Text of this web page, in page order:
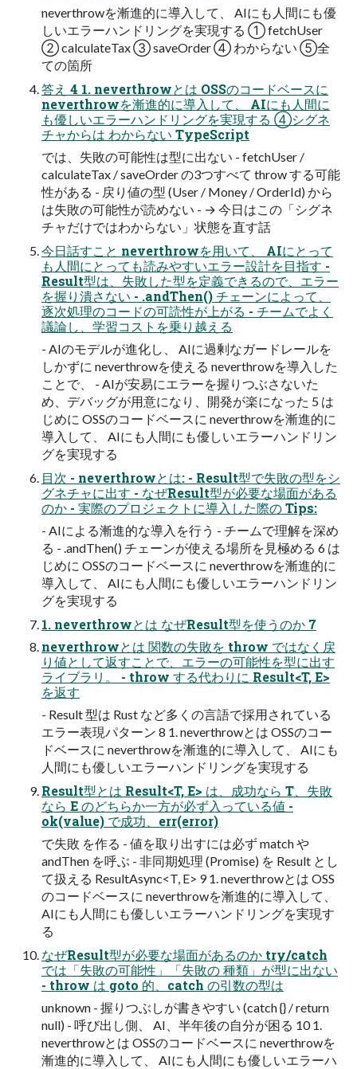
neverthrowを漸進的に導入して、 AIにも人間にも優
しいエラーハンドリングを実現する ① fetchUser
② calculateTax ③ saveOrder ④ わからない ⑤全
ての箇所
答え 4 1. neverthrowとは OSSのコードベースに
neverthrowを漸進的に導入して、 AIにも人間に
も優しいエラーハンドリングを実現する ④シグネ
チャからは わからない TypeScript
では、失敗の可能性は型に出ない - fetchUser /
calculateTax / saveOrder の3つすべて throw する可能
性がある - 戻り値の型 (User / Money / OrderId) から
は失敗の可能性が読めない - → 今日はこの「シグネ
チャだけではわからない」状態を直す話
今日話すこと neverthrowを用いて、 AIにとって
も人間にとっても読みやすいエラー設計を目指す -
Result型は、失敗した型を定義できるので、エラー
を握り潰さない - .andThen() チェーンによって、
逐次処理のコードの可読性が上がる - チームでよく
議論し、学習コストを乗り越える
- AIのモデルが進化し、 AIに過剰なガードレールを
しかずに neverthrowを使える neverthrowを導入した
ことで、 - AIが安易にエラーを握りつぶさないた
め、デバッグが用意になり、開発が楽になった 5 は
じめに OSSのコードベースに neverthrowを漸進的に
導入して、 AIにも人間にも優しいエラーハンドリン
グを実現する
目次 - neverthrowとは: - Result型で失敗の型をシ
グネチャに出す - なぜResult型が必要な場面がある
のか - 実際のプロジェクトに導入した際の Tips:
- AIによる漸進的な導入を行う - チームで理解を深め
る - .andThen() チェーンが使える場所を見極める 6 は
じめに OSSのコードベースに neverthrowを漸進的に
導入して、 AIにも人間にも優しいエラーハンドリン
グを実現する
1. neverthrowとは なぜResult型を使うのか 7
neverthrowとは 関数の失敗を throw ではなく戻
り値として返すことで、エラーの可能性を型に出す
ライブラリ。 - throw する代わりに Result<T, E>
を返す
- Result 型は Rust など多くの言語で採用されている
エラー表現パターン 8 1. neverthrowとは OSSのコー
ドベースに neverthrowを漸進的に導入して、 AIにも
人間にも優しいエラーハンドリングを実現する
Result型とは Result<T, E> は、成功なら T、失敗
なら E のどちらか一方が必ず入っている値 -
ok(value) で成功、err(error)
で失敗 を作る - 値を取り出すには必ず match や
andThen を呼ぶ - 非同期処理 (Promise) を Result とし
て扱える ResultAsync<T, E> 9 1. neverthrowとは OSS
のコードベースに neverthrowを漸進的に導入して、
AIにも人間にも優しいエラーハンドリングを実現す
る
なぜResult型が必要な場面があるのか try/catch
では「失敗の可能性」「失敗の 種類」が型に出ない
- throw は goto 的、catch の引数の型は
unknown - 握りつぶしが書きやすい (catch {} / return
null) - 呼び出し側、 AI、半年後の自分が困る 10 1.
neverthrowとは OSSのコードベースに neverthrowを
漸進的に導入して、 AIにも人間にも優しいエラーハ